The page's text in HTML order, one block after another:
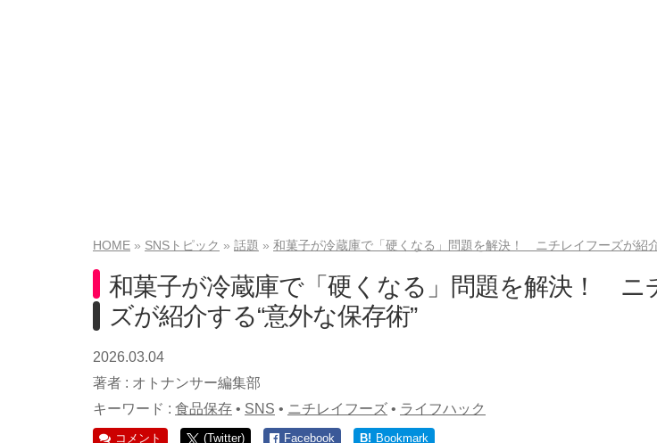
HOME SNSトピック 話題 和菓子が冷蔵庫で「硬くなる」問題を解決！ ニチレイフーズが紹
和菓子が冷蔵庫で「硬くなる」問題を解決！ ニ
ズが紹介する“意外な保存術”
2026.03.04
著者 : オトナンサー編集部
キーワード : 食品保存 • SNS • ニチレイフーズ • ライフハック
コメント (Twitter) Facebook B! Bookmark